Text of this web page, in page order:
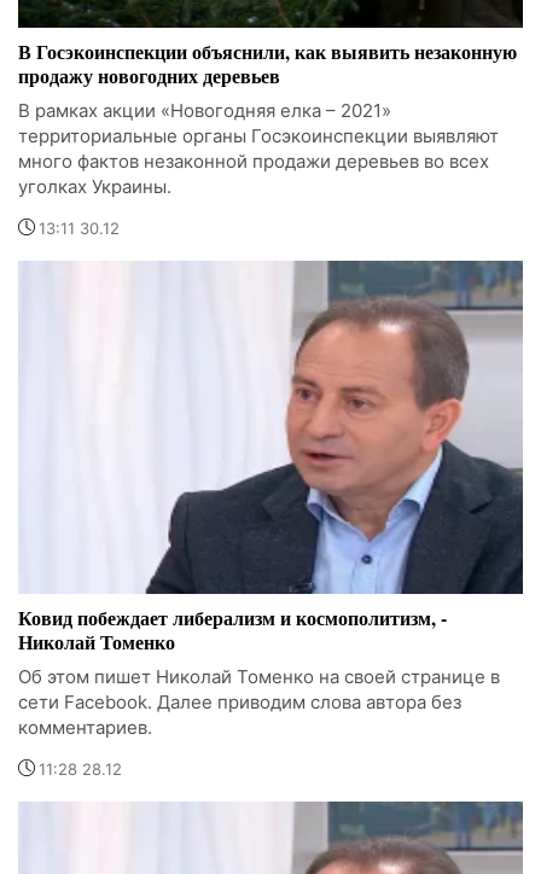
В Госэкоинспекции объяснили, как выявить незаконную
продажу новогодних деревьев
В рамках акции «Новогодняя елка – 2021»
территориальные органы Госэкоинспекции выявляют
много фактов незаконной продажи деревьев во всех
уголках Украины.
13:11 30.12
Ковид побеждает либерализм и космополитизм, -
Николай Томенко
Об этом пишет Николай Томенко на своей странице в
сети Facebook. Далее приводим слова автора без
комментариев.
11:28 28.12